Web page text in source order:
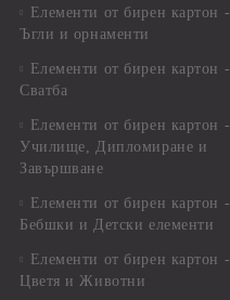
Елементи от бирен картон -
Ъгли и орнаменти
Елементи от бирен картон -
Сватба
Елементи от бирен картон -
Училище, Дипломиране и
Завършване
Елементи от бирен картон -
Бебшки и Детски елементи
Елементи от бирен картон -
Цветя и Животни